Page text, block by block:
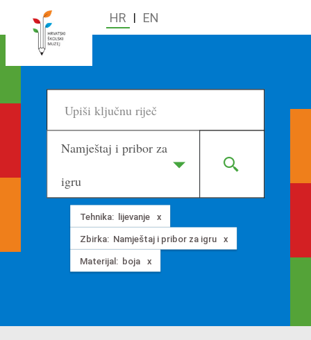
HR | EN
Namještaj i pribor za
igru
Tehnika: lijevanje
Zbirka: Namještaj i pribor za igru
Materijal: boja